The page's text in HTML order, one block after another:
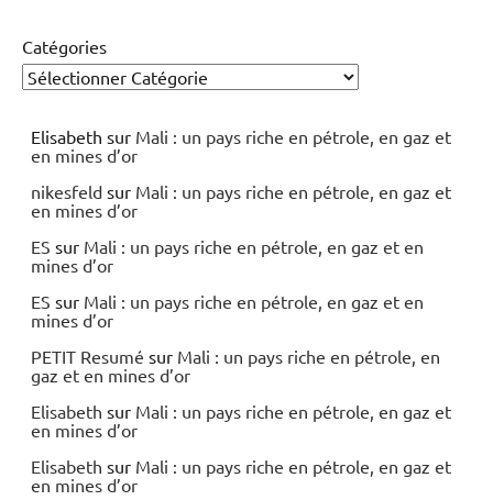
Catégories
Elisabeth sur Mali : un pays riche en pétrole, en gaz et
en mines d’or
nikesfeld sur Mali : un pays riche en pétrole, en gaz et
en mines d’or
ES sur Mali : un pays riche en pétrole, en gaz et en
mines d’or
ES sur Mali : un pays riche en pétrole, en gaz et en
mines d’or
PETIT Resumé sur Mali : un pays riche en pétrole, en
gaz et en mines d’or
Elisabeth sur Mali : un pays riche en pétrole, en gaz et
en mines d’or
Elisabeth sur Mali : un pays riche en pétrole, en gaz et
en mines d’or